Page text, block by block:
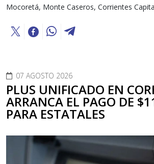
Mocoretá, Monte Caseros, Corrientes
07 AGOSTO 2026
PLUS UNIFICADO EN
ARRANCA EL PAGO DE
PARA ESTATALES